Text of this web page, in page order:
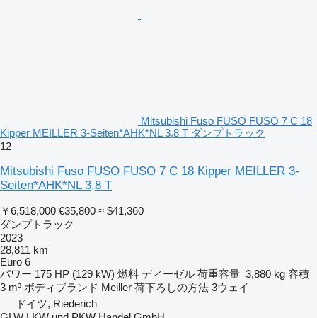
Mitsubishi Fuso FUSO FUSO 7 C 18
Kipper MEILLER 3-Seiten*AHK*NL 3,8 T ダンプトラック
12
Mitsubishi Fuso FUSO FUSO 7 C 18 Kipper MEILLER 3-
Seiten*AHK*NL 3,8 T
￥6,518,000 €35,800 ≈ $41,360
ダンプトラック
2023
28,811 km
Euro 6
パワー 175 HP (129 kW) 燃料 ディーゼル 荷重容量 3,880 kg 容積
3 m³ ボディブランド Meiller 荷下ろしの方法 3ウェイ
ドイツ, Riederich